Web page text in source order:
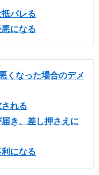
バレる
になる
くなった場合のデメ
れる
届き、差し押さえに
になる